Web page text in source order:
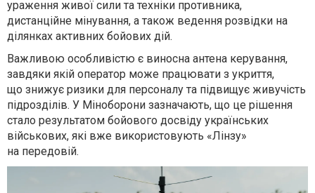
ураження живої сили та техніки противника,
дистанційне мінування, а також ведення розвідки на
ділянках активних бойових дій.
Важливою особливістю є виносна антена керування,
завдяки якій оператор може працювати з укриття,
що знижує ризики для персоналу та підвищує живучість
підрозділів. У Міноборони зазначають, що це рішення
стало результатом бойового досвіду українських
військових, які вже використовують «Лінзу»
на передовій.